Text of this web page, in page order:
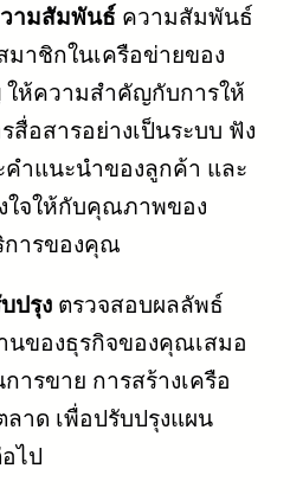
ามสัมพันธ์ ความสัมพันธ์
าชิกในเครือข่ายของ
ห้ความสำคัญกับการให้
สื่อสารอย่างเป็นระบบ ฟัง
ำแนะนำของลูกค้า และ
ใจให้กับคุณภาพของ
ารของคุณ
ปรุง ตรวจสอบผลลัพธ์
นของธุรกิจของคุณเสมอ
ารขาย การสร้างเครือ
าด เพื่อปรับปรุงแผน
ไป